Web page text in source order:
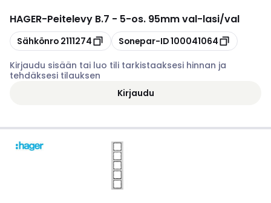
HAGER-Peitelevy B.7 - 5-os. 95mm val-lasi/val
Kopioi
Sähkönro 2111274 Kopioi
Sonepar-ID100041064
Kirjaudu sisään tai luo tili tarkistaaksesi hinnan ja
tehdäksesi tilauksen
Kirjaudu